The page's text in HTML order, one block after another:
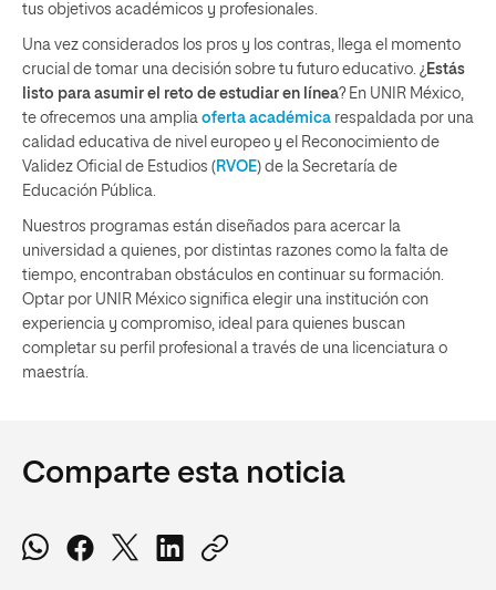
tus objetivos académicos y profesionales.
Una vez considerados los pros y los contras, llega el momento
crucial de tomar una decisión sobre tu futuro educativo. ¿ Estás
listo para asumir el reto de estudiar en línea? En UNIR México,
te ofrecemos una amplia oferta académica respaldada por una
calidad educativa de nivel europeo y el Reconocimiento de
Validez Oficial de Estudios (RVOE) de la Secretaría de
Educación Pública.
Nuestros programas están diseñados para acercar la
universidad a quienes, por distintas razones como la falta de
tiempo, encontraban obstáculos en continuar su formación.
Optar por UNIR México significa elegir una institución con
experiencia y compromiso, ideal para quienes buscan
completar su perfil profesional a través de una licenciatura o
maestría.
Comparte esta noticia